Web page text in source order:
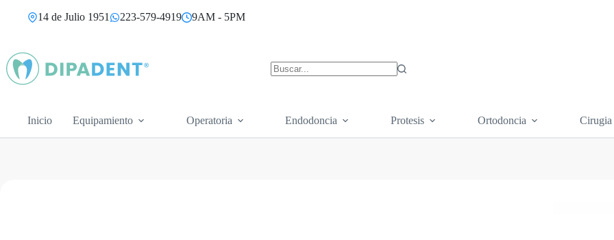
14 de Julio 1951 223-579-4919 9AM - 5PM
Inicio Equipamiento Operatoria Endodoncia Protesis Ortodoncia Cirugia